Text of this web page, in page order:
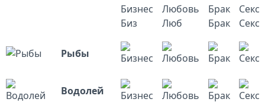
Бизнес
Биз
Любовь
Люб
Брак
Брак
Секс
Секс
Рыбы
Водолей